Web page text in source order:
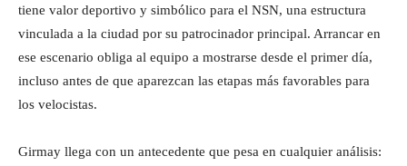
tiene valor deportivo y simbólico para el NSN, una estructura
vinculada a la ciudad por su patrocinador principal. Arrancar en
ese escenario obliga al equipo a mostrarse desde el primer día,
incluso antes de que aparezcan las etapas más favorables para
los velocistas.
Girmay llega con un antecedente que pesa en cualquier análisis: